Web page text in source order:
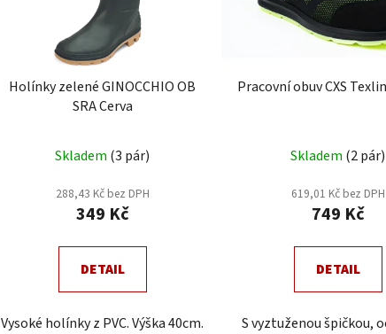
Holínky zelené GINOCCHIO OB
SRA Cerva
Skladem (3 pár)
288,43 Kč bez DPH
349 Kč
DETAIL
Vysoké holínky z PVC. Výška 40cm.
Pracovní obuv CXS
je
z
Skladem (2 pár)
619,01 Kč bez DPH
749 Kč
DETAIL
S vyztuženou špičkou,